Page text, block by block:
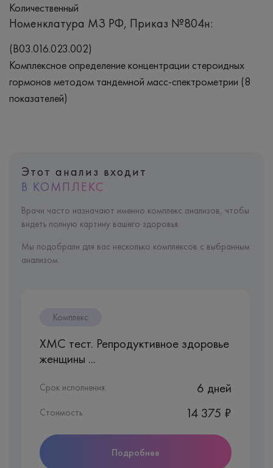
Количественный
Номенклатура МЗ РФ, Приказ №804н:
(B03.016.023.002)
Комплексное определение концентрации стероидных
гормонов методом тандемной масс-спектрометрии (8
показателей)
Этот анализ входит
В КОМПЛЕКС
Врачи часто назначают именно комплекс анализов, чтобы
видеть полную картину вашего здоровья.
Мы подобрали для вас несколько комплексов с выбранным
анализом:
Комплекс
ХМС тест. Репродуктивное здоровье
женщины ...
Срок исполнения: 6 дней
Стоимость 14 375 ₽
Подробнее